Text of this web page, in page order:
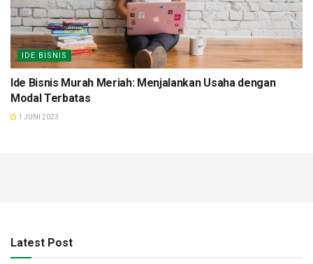
IDE BISNIS
Ide Bisnis Murah Meriah: Menjalankan Usaha dengan
Modal Terbatas
1 JUNI 2023
Latest Post